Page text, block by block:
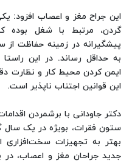
این جراح مغز و اعصاب افزود:
گردن، مرتبط با شغل بوده
پیشگیرانه در زمینه حفاظت از
به حداقل رساند. در این
ایمن کردن محیط کار و نظارت
این قوانین اجتناب ناپذیر است.
دکتر جاودانی با برشمردن
ستون فقرات، بویژه در یک
بهتر به تجهیزات
جدید جراحان مغز و اعصاب،